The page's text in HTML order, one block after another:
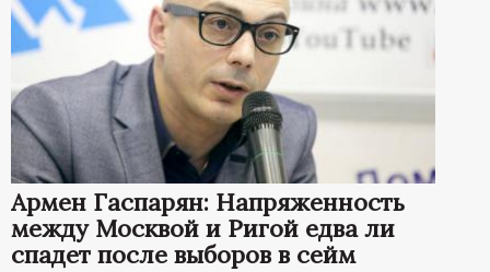
Армен Гаспарян: Напряженность
между Москвой и Ригой едва ли
спадет после выборов в сейм